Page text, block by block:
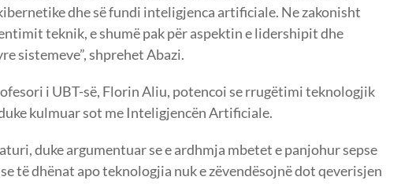
dhe së fundi inteligjenca artificiale. Ne zakonisht
teknik, e shumë pak për aspektin e lidershipit dhe
sistemeve”, shprehet Abazi.
i UBT-së, Florin Aliu, potencoi se rrugëtimi teknologjik
kulmuar sot me Inteligjencën Artificiale.
duke argumentuar se e ardhmja mbetet e panjohur sepse
të dhënat apo teknologjia nuk e zëvendësojnë dot qeverisjen